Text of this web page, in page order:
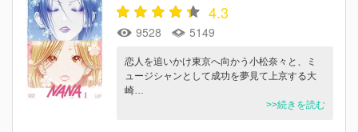
4.3
9528 5149
恋人を追いかけ東京へ向かう小松奈々と、ミ
ュージシャンとして成功を夢見て上京する大
崎…
>>続きを読む